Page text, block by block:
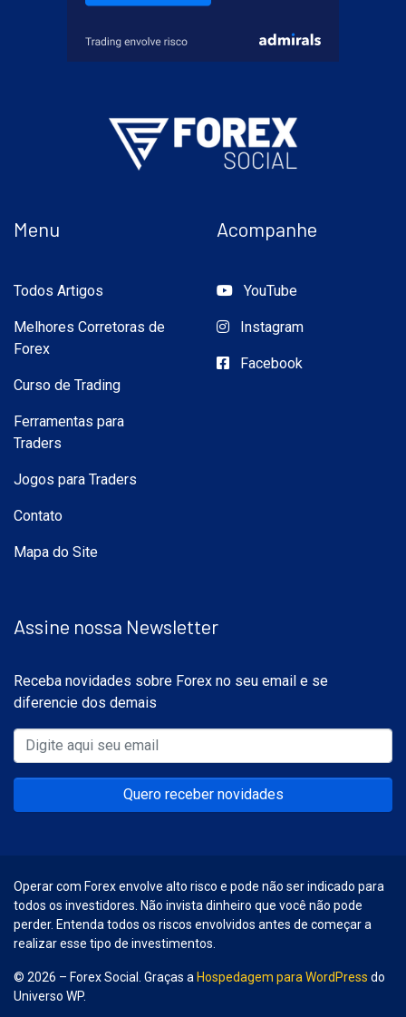
Menu
Todos Artigos
Melhores Corretoras de
Forex
Curso de Trading
Ferramentas para
Traders
Jogos para Traders
Contato
Mapa do Site
Acompanhe
YouTube
Instagram
Facebook
Assine nossa Newsletter
Receba novidades sobre Forex no seu email e se
diferencie dos demais
Quero receber novidades
Operar com Forex envolve alto risco e pode não ser indicado para
todos os investidores. Não invista dinheiro que você não pode
perder. Entenda todos os riscos envolvidos antes de começar a
realizar esse tipo de investimentos.
© 2026 – Forex Social. Graças a Hospedagem para WordPress do
Universo WP.